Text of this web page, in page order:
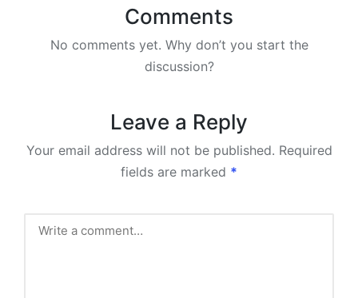
Comments
No comments yet. Why don’t you start the
discussion?
Leave a Reply
Your email address will not be published. Required
fields are marked *